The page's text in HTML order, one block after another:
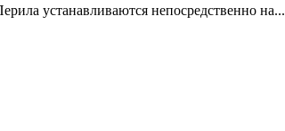
устанавливаются непосредственно на...